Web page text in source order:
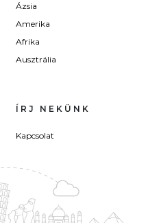
Ázsia
Amerika
Afrika
Ausztrália
ÍRJ NEKÜNK
Kapcsolat